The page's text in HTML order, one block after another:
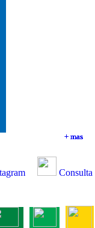
+ mas
+ mas
+ mas
+ mas
Consulta